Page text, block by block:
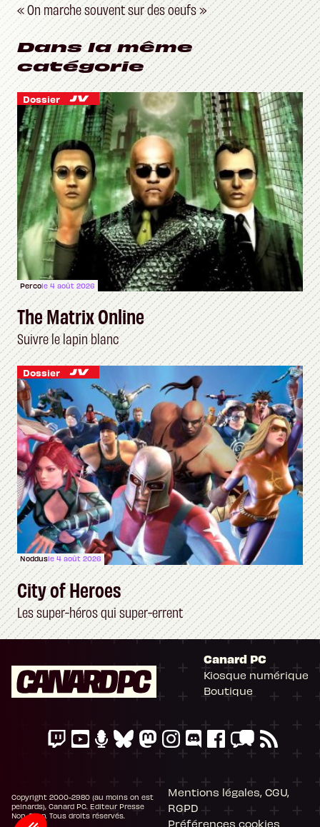
« On marche souvent sur des oeufs »
Dans la même
catégorie
Dossier
Percole 4 août 2026
The Matrix Online
Suivre le lapin blanc
Dossier
Noddusle 4 août 2026
City of Heroes
Les super-héros qui super-errent
Canard PC
Kiosque numérique
Boutique
Copyright 2000-2980 (au moins on est
peinards), Canard PC. Editeur Presse
Non-Stop. Tous droits réservés.
Mentions légales, CGU,
RGPD
Préférences cookies